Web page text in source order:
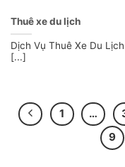
Thuê xe du lịch
Dịch Vụ Thuê Xe Du
[...]
1 …
9